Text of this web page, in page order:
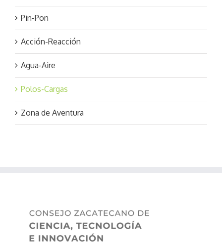
Pin-Pon
Acción-Reacción
Agua-Aire
Polos-Cargas
Zona de Aventura